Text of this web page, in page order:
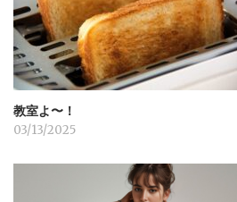
教室よ〜！
03/13/2025